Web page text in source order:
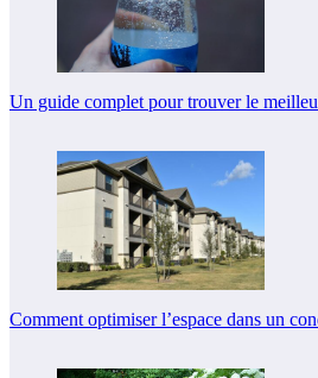
Un guide complet pour trouver le
Comment optimiser l’espace dans un